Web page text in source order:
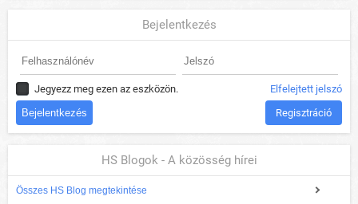
Bejelentkezés
Jegyezz meg ezen az eszközön. Elfelejtett jelszó
Regisztráció
HS Blogok - A közösség hírei
Összes HS Blog megtekintése